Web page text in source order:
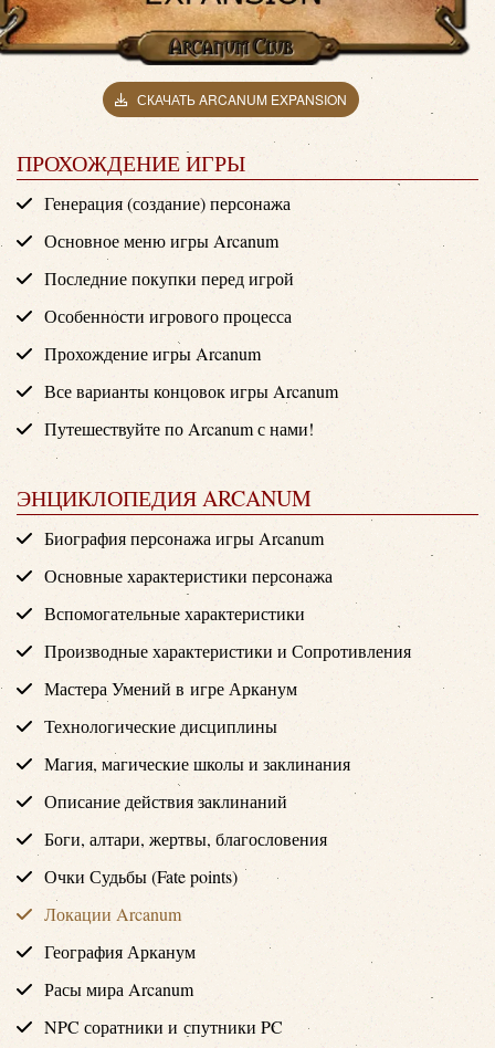
СКАЧАТЬ ARCANUM EXPANSION
ПРОХОЖДЕНИЕ ИГРЫ
Генерация (создание) персонажа
Основное меню игры Arcanum
Последние покупки перед игрой
Особенности игрового процесса
Прохождение игры Arcanum
Все варианты концовок игры Arcanum
Путешествуйте по Arcanum с нами!
ЭНЦИКЛОПЕДИЯ ARCANUM
Биография персонажа игры Arcanum
Основные характеристики персонажа
Вспомогательные характеристики
Производные характеристики и Сопротивления
Мастера Умений в игре Арканум
Технологические дисциплины
Магия, магические школы и заклинания
Описание действия заклинаний
Боги, алтари, жертвы, благословения
Очки Судьбы (Fate points)
Локации Arcanum
География Арканум
Расы мира Arcanum
NPC соратники и спутники PC